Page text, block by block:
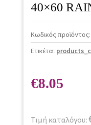
40×60
Κωδικός προϊόντος:
Ετικέτα:
€8.05
Τιμή καταλόγου: